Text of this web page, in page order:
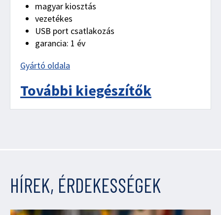
magyar kiosztás
vezetékes
USB port csatlakozás
garancia: 1 év
Gyártó oldala
További kiegészítők
HÍREK, ÉRDEKESSÉGEK